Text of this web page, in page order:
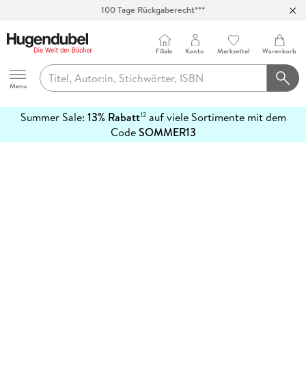
100 Tage Rückgaberecht***
Hugendubel
Menu
Filiale Konto Merkzettel Warenkorb
Summer Sale: 13% Rabatt12auf viele Sortimente mit dem
CodeSOMMER13
erfahren